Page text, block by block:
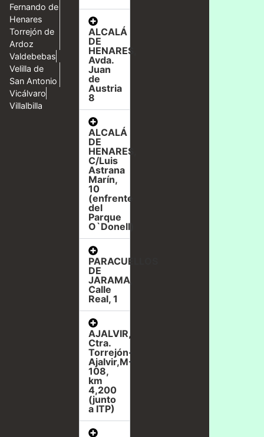
Fernando de
Henares
Torrejón de
Ardoz
Valdebebas
Velilla de
San Antonio
Vicálvaro
Villalbilla
ALCALÁ
DE
HENARES,
Avda.
Juan
de
Austria
8
ALCALÁ
DE
HENARES,
C/Luis
Astrana
Marín,
10
(enfrente
del
Parque
O`Donell)
PARACUELLOS
DE
JARAMA,
Calle
Real, 1
AJALVIR,
Ctra.
Torrejón-
Ajalvir,M-
108,
km
4,200
(junto
a ITP)